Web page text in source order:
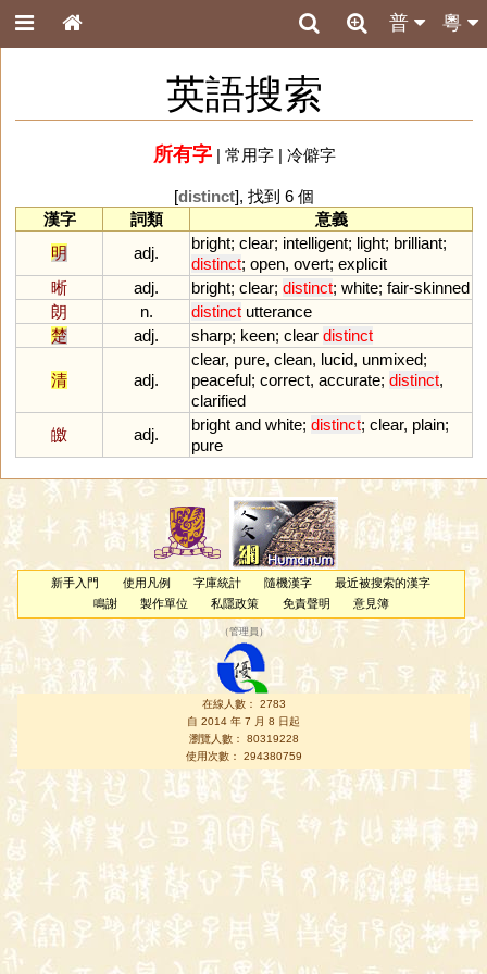
粵
普
英語搜索
所有字| 常用字| 冷僻字
[distinct], 找到 6 個
漢字
詞類
意義
明
adj.
bright; clear; intelligent; light; brilliant;
distinct; open, overt; explicit
晰
adj. bright; clear; distinct; white; fair-skinned
朗
n. distinct utterance
楚
adj. sharp; keen; clear distinct
清 adj.
clear, pure, clean, lucid, unmixed;
peaceful; correct, accurate; distinct,
clarified
皦
adj.
bright and white; distinct; clear, plain;
pure
新手入門 使用凡例 字庫統計 隨機漢字
最近被搜索的漢字
鳴謝
製作單位 私隱政策 免責聲明 意見簿
（管理員 ）
在線人數： 2783
自 2014 年 7 月 8 日起
瀏覽人數： 80319228
使用次數： 294380759